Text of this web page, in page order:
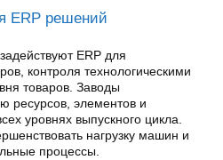
ERP решений
ERP для
контроля технологическими
товаров. Заводы
ресурсов, элементов и
уровнях выпускного цикла.
нагрузку машин и
процессы.